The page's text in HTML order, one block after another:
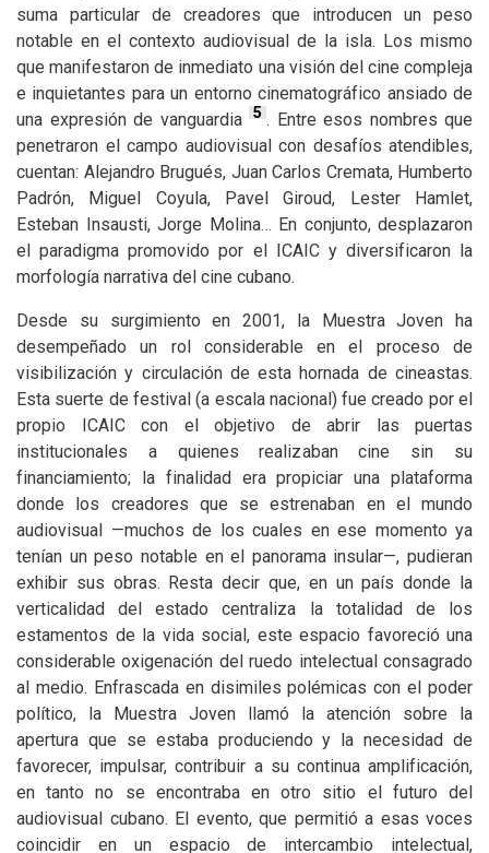
suma particular de creadores que introducen un peso
notable en el contexto audiovisual de la isla. Los mismo
que manifestaron de inmediato una visión del cine compleja
e inquietantes para un entorno cinematográfico ansiado de
una expresión de vanguardia
5 . Entre esos nombres que
penetraron el campo audiovisual con desafíos atendibles,
cuentan: Alejandro Brugués, Juan Carlos Cremata, Humberto
Padrón, Miguel Coyula, Pavel Giroud, Lester Hamlet,
Esteban Insausti, Jorge Molina… En conjunto, desplazaron
el paradigma promovido por el ICAICy diversificaron la
morfología narrativa del cine cubano.
Desde su surgimiento en 2001, la Muestra Joven ha
desempeñado un rol considerable en el proceso de
visibilización y circulación de esta hornada de cineastas.
Esta suerte de festival (a escala nacional) fue creado por el
propio ICAICcon el objetivo de abrir las puertas
institucionales a quienes realizaban cine sin su
financiamiento; la finalidad era propiciar una plataforma
donde los creadores que se estrenaban en el mundo
audiovisual —muchos de los cuales en ese momento ya
tenían un peso notable en el panorama insular—, pudieran
exhibir sus obras. Resta decir que, en un país donde la
verticalidad del estado centraliza la totalidad de los
estamentos de la vida social, este espacio favoreció una
considerable oxigenación del ruedo intelectual consagrado
al medio. Enfrascada en disimiles polémicas con el poder
político, la Muestra Joven llamó la atención sobre la
apertura que se estaba produciendo y la necesidad de
favorecer, impulsar, contribuir a su continua amplificación,
en tanto no se encontraba en otro sitio el futuro del
audiovisual cubano. El evento, que permitió a esas voces
coincidir en un espacio de intercambio intelectual,